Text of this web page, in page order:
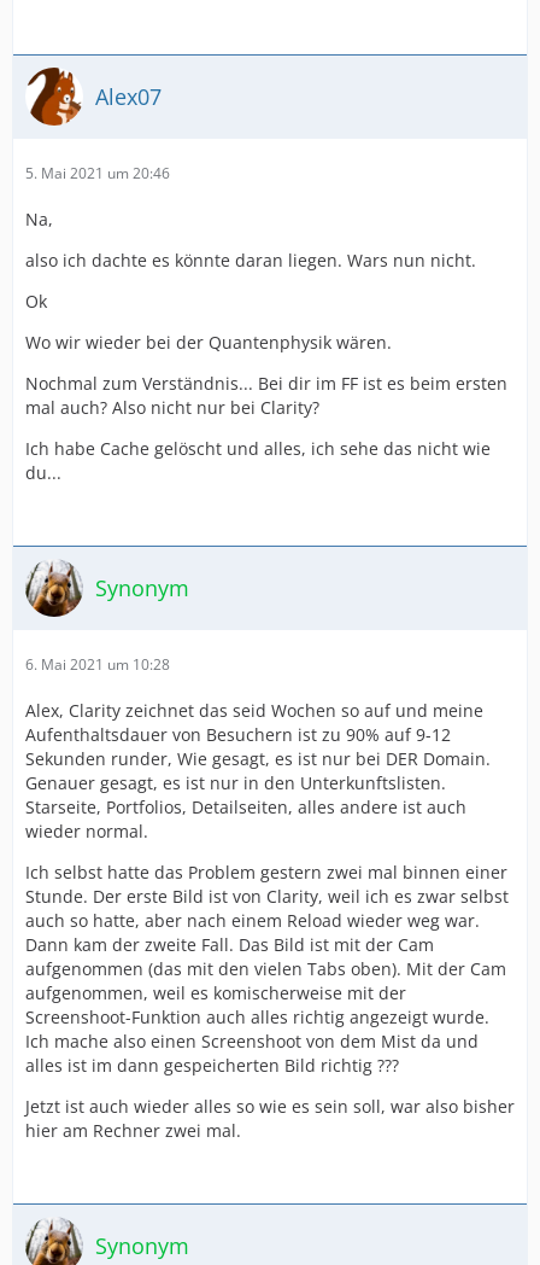
Alex07
5. Mai 2021 um 20:46
Na,
also ich dachte es könnte daran liegen. Wars nun nicht.
Ok
Wo wir wieder bei der Quantenphysik wären.
Nochmal zum Verständnis... Bei dir im FF ist es beim ersten
mal auch? Also nicht nur bei Clarity?
Ich habe Cache gelöscht und alles, ich sehe das nicht wie
du...
Synonym
6. Mai 2021 um 10:28
Alex, Clarity zeichnet das seid Wochen so auf und meine
Aufenthaltsdauer von Besuchern ist zu 90% auf 9-12
Sekunden runder, Wie gesagt, es ist nur bei DER Domain.
Genauer gesagt, es ist nur in den Unterkunftslisten.
Starseite, Portfolios, Detailseiten, alles andere ist auch
wieder normal.
Ich selbst hatte das Problem gestern zwei mal binnen einer
Stunde. Der erste Bild ist von Clarity, weil ich es zwar selbst
auch so hatte, aber nach einem Reload wieder weg war.
Dann kam der zweite Fall. Das Bild ist mit der Cam
aufgenommen (das mit den vielen Tabs oben). Mit der Cam
aufgenommen, weil es komischerweise mit der
Screenshoot-Funktion auch alles richtig angezeigt wurde.
Ich mache also einen Screenshoot von dem Mist da und
alles ist im dann gespeicherten Bild richtig ???
Jetzt ist auch wieder alles so wie es sein soll, war also bisher
hier am Rechner zwei mal.
Synonym